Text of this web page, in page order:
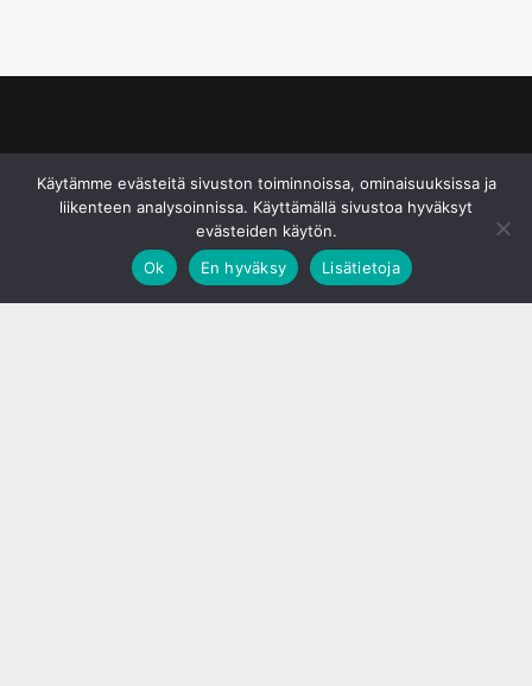
Käytämme evästeitä sivuston toiminnoissa, ominaisuuksissa ja
liikenteen analysoinnissa. Käyttämällä sivustoa hyväksyt
evästeiden käytön.
Ok
En hyväksy Lisätietoja